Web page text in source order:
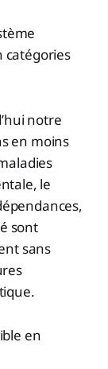
catégories
notre
en moins
le
sont
sans
en